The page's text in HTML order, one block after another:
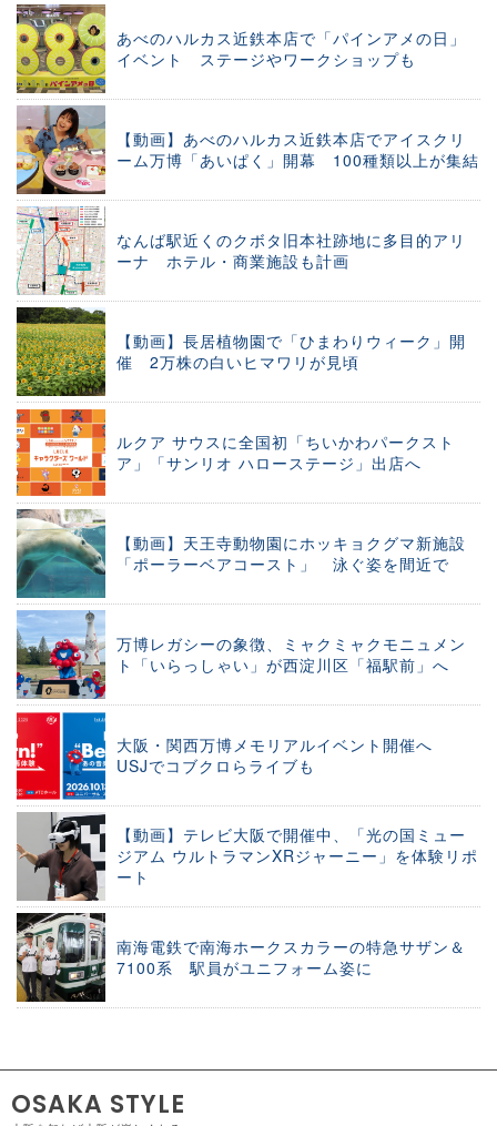
あべのハルカス近鉄本店で「パインアメの日」
イベント ステージやワークショップも
【動画】あべのハルカス近鉄本店でアイスクリ
ーム万博「あいぱく」開幕 100種類以上が集結
なんば駅近くのクボタ旧本社跡地に多目的アリ
ーナ ホテル・商業施設も計画
【動画】長居植物園で「ひまわりウィーク」開
催 2万株の白いヒマワリが見頃
ルクア サウスに全国初「ちいかわパークスト
ア」「サンリオ ハローステージ」出店へ
【動画】天王寺動物園にホッキョクグマ新施設
「ポーラーベアコースト」 泳ぐ姿を間近で
万博レガシーの象徴、ミャクミャクモニュメン
ト「いらっしゃい」が西淀川区「福駅前」へ
大阪・関西万博メモリアルイベント開催へ
USJでコブクロらライブも
【動画】テレビ大阪で開催中、「光の国ミュー
ジアム ウルトラマンXRジャーニー」を体験リポ
ート
南海電鉄で南海ホークスカラーの特急サザン＆
7100系 駅員がユニフォーム姿に
OSAKA STYLE